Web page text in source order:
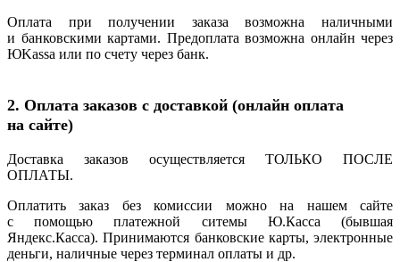
Оплата при получении заказа возможна наличными
и банковскими картами. Предоплата возможна онлайн через
ЮKassa или по счету через банк.
2. Оплата заказов с доставкой (онлайн оплата
на сайте)
Доставка заказов осуществляется ТОЛЬКО ПОСЛЕ
ОПЛАТЫ.
Оплатить заказ без комиссии можно на нашем сайте
с помощью платежной ситемы Ю.Касса
(бывшая
Яндекс.Касса). Принимаются банковские карты, электронные
деньги, наличные через терминал оплаты и др.